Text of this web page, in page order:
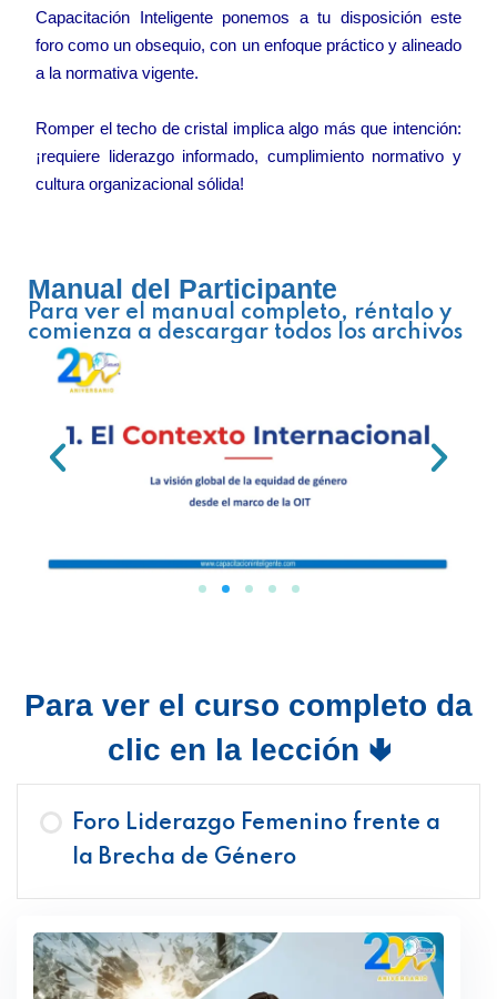
Capacitación Inteligente ponemos a tu disposición este
foro como un obsequio, con un enfoque práctico y alineado
a la normativa vigente.
Romper el techo de cristal implica algo más que intención:
¡requiere liderazgo informado, cumplimiento normativo y
cultura organizacional sólida!
Manual del Participante
Para ver el manual completo, réntalo y
comienza a descargar todos los archivos
Para ver el curso completo da
clic en la lección 🢃
Foro Liderazgo Femenino frente a
la Brecha de Género